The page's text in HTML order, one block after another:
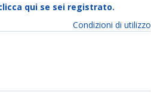
qui se sei registrato.
Condizioni di utilizzo